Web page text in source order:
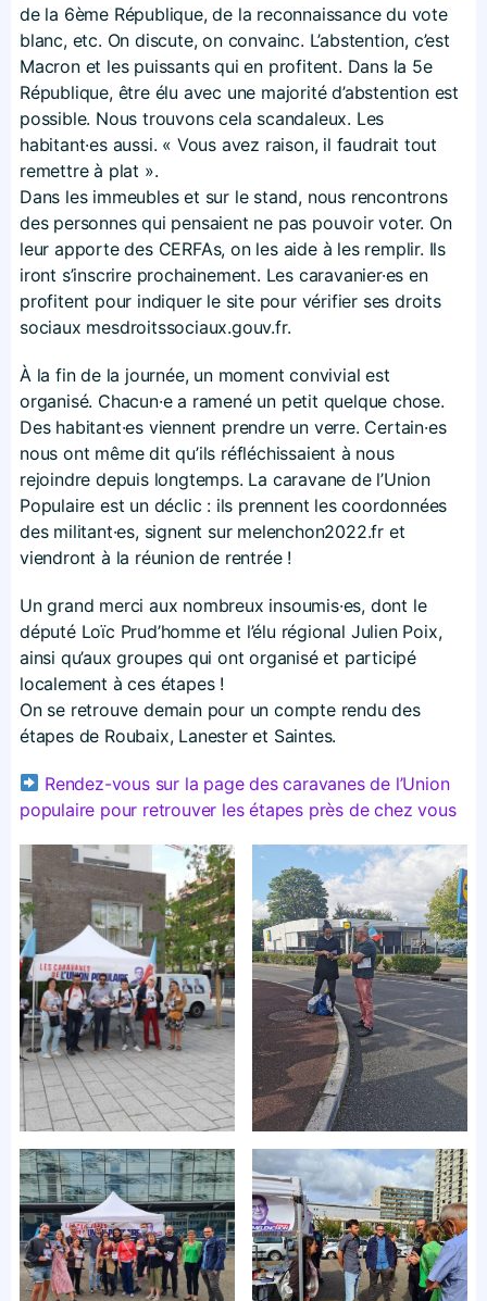
de la 6ème République, de la reconnaissance du vote
blanc, etc. On discute, on convainc. L’abstention, c’est
Macron et les puissants qui en profitent. Dans la 5e
République, être élu avec une majorité d’abstention est
possible. Nous trouvons cela scandaleux. Les
habitant·es aussi. « Vous avez raison, il faudrait tout
remettre à plat ».
Dans les immeubles et sur le stand, nous rencontrons
des personnes qui pensaient ne pas pouvoir voter. On
leur apporte des CERFAs, on les aide à les remplir. Ils
iront s’inscrire prochainement. Les caravanier·es en
profitent pour indiquer le site pour vérifier ses droits
sociaux mesdroitssociaux​.gouv​.fr.
À la fin de la journée, un moment convivial est
organisé. Chacun·e a ramené un petit quelque chose.
Des habitant·es viennent prendre un verre. Certain·es
nous ont même dit qu’ils réfléchissaient à nous
rejoindre depuis longtemps. La caravane de l’Union
Populaire est un déclic : ils prennent les coordonnées
des militant·es, signent sur melenchon2022​.fr et
viendront à la réunion de rentrée !
Un grand merci aux nombreux insoumis·es, dont le
député Loïc Prud’homme et l’élu régional Julien Poix,
ainsi qu’aux groupes qui ont organisé et participé
localement à ces étapes !
On se retrouve demain pour un compte rendu des
étapes de Roubaix, Lanester et Saintes.
Rendez-vous sur la page des caravanes de l’Union
populaire pour retrouver les étapes près de chez vous